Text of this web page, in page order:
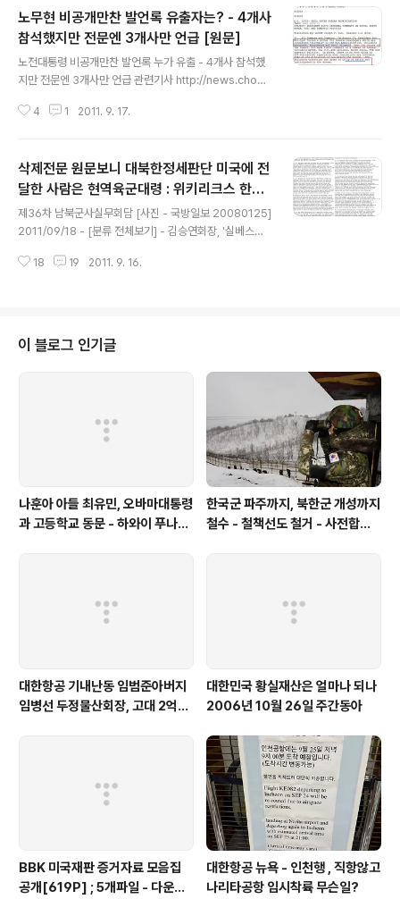
노무현 비공개만찬 발언록 유출자는? - 4개사
참석했지만 전문엔 3개사만 언급 [원문]
노전대통령 비공개만찬 발언록 누가 유출 - 4개사 참석했
지만 전문엔 3개사만 언급 관련기사 http://news.chosu
0124.html?news_Head3 2011/09/16 - [분류 전체
록 유출자는? - 4개사 참석했지만 전문엔 3개사만 언급
[원문] 2011/09/15 - [위키리크스] - 위키리크스전문중
KBS 기자면담 전문 원문 2건 2011/09/14 - [위키리크
스] - 손학규,'김승규, 일심회간첩단 수사로 밀려나'-'이재
정은 통일문제 문외한': 위키리크스 한국전문 2011/09/..
4 1 2011. 9. 17.
삭제전문 원문보니 대북한정세판단 미국에 전
달한 사람은 현역육군대령 : 위키리크스 한국
전문
제36차 남북군사실무회담 [사진 - 국방일보 20080125]
2011/09/18 - [분류 전체보기] - 김승연회장, '실베스터
- [분류 전체보기] - 김승연회장, '람보별장' 불법매입 유죄
체보기] - YS 손자, 연세대 국위선양자전형 수시합격 - 연
대 정외과설 2011/09/20 - [분류 전체보기] - 헉!! '이학
수빌딩' L&B타워 주인은 1990년 설립된 다성양행 - 21
18 19 2011. 9. 16.
이 블로그 인기글
나훈아 아들 최유민, 오바마대통령
과 고등학교 동문 - 하와이 푸나호
한국군 파주까지, 북한군 개성까지
철수 - 철책선도 철거 - 사전합의
대한항공 기내난동 임범준아버지
임병선 두정물산회장, 고대 2억기
대한민국 황실재산은 얼마나 되나
2006년 10월 26일 주간동아
BBK 미국재판 증거자료 모음집
공개[619P] ; 5개파일 - 다운로
대한항공 뉴욕 - 인천행 , 직항않고
나리타공항 임시착륙 무슨일?